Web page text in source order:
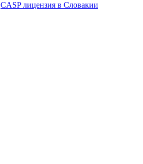
CASP лицензия в Словакии